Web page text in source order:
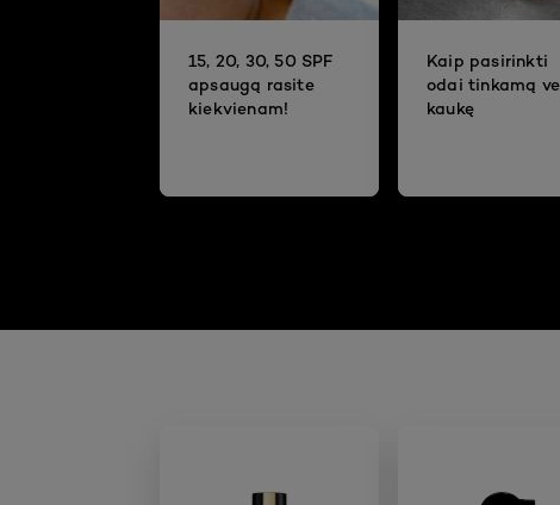
15, 20, 30, 50 SPF
apsaugą rasite
kiekvienam!
Kaip pasirinkti
odai tinkamą
kaukę